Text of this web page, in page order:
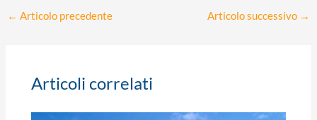
← Articolo precedente Articolo successivo →
Articoli correlati